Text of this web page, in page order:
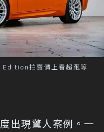
拍賣價上看超跑等
出現驚人案例。一